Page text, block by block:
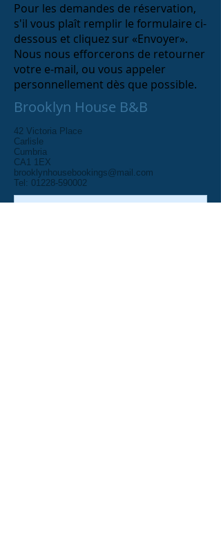
Pour les demandes de réservation,
s'il vous plaît remplir le formulaire ci-
dessous et cliquez sur «Envoyer».
Nous nous efforcerons de retourner
votre e-mail, ou vous appeler
personnellement dès que possible.
Brooklyn House B&B
42 Victoria Place
Carlisle
Cumbria
CA1 1EX
brooklynhousebookings@mail.com
Tel: 01228-590002